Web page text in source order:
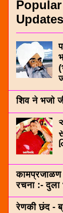
Popular
Updates
शिव ने भजो
रचना :- दुला
रेणकी छंद -